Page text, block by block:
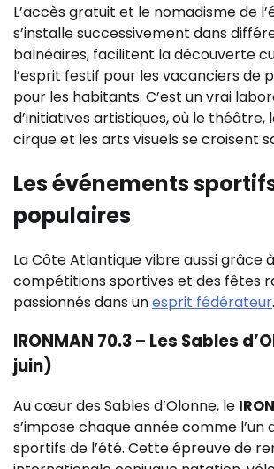
L’accès gratuit et le nomadisme de
s’installe successivement dans
balnéaires, facilitent la découverte
l’esprit festif pour les vacanciers de
pour les habitants. C’est un vrai
d’initiatives artistiques, où le théâtre,
cirque et les arts visuels se croisent
Les événements
populaires
La Côte Atlantique vibre aussi grâce
compétitions sportives et des fêtes
passionnés dans unesprit fédérateur.
IRONMAN 70.3 – Les Sables
juin)
Au cœur des Sables d’Olonne, le
s’impose chaque année comme
sportifs de l’été. Cette épreuve de